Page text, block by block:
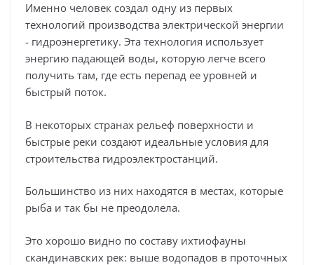
Именно человек создал одну из первых
технологий производства электрической энергии
- гидроэнергетику. Эта технология использует
энергию падающей воды, которую легче всего
получить там, где есть перепад ее уровней и
быстрый поток.
В некоторых странах рельеф поверхности и
быстрые реки создают идеальные условия для
строительства гидроэлектростанций.
Большинство из них находятся в местах, которые
рыба и так бы не преодолела.
Это хорошо видно по составу ихтиофауны
скандинавских рек: выше водопадов в проточных